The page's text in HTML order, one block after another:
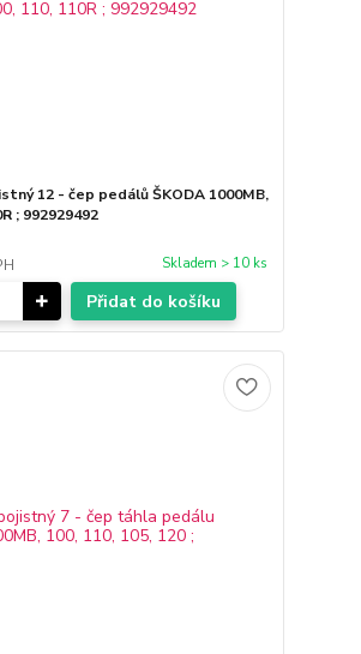
12 - čep pedálů ŠKODA 1000MB,
; 992929492
Skladem > 10 ks
Přidat do košíku